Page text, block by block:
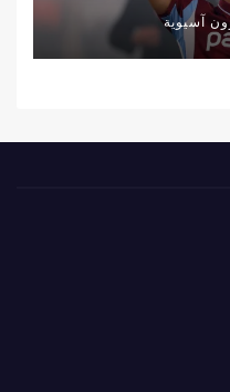
آسيوية